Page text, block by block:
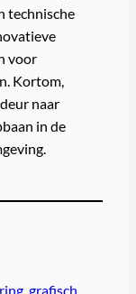
technische
voor
Kortom,
naar
in de
, grafisch